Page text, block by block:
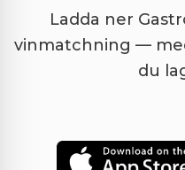
Ladda ner
vinmatchning —
du